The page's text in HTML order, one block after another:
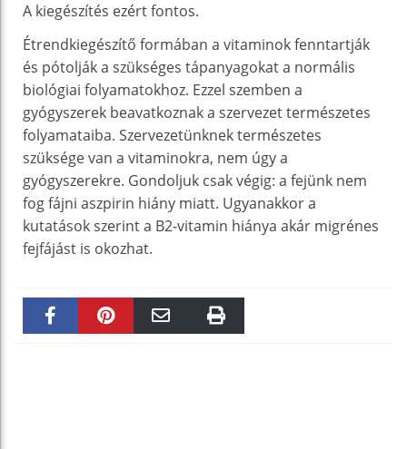
A kiegészítés ezért fontos.
Étrendkiegészítő formában a vitaminok fenntartják
és pótolják a szükséges tápanyagokat a normális
biológiai folyamatokhoz. Ezzel szemben a
gyógyszerek beavatkoznak a szervezet természetes
folyamataiba. Szervezetünknek természetes
szüksége van a vitaminokra, nem úgy a
gyógyszerekre. Gondoljuk csak végig: a fejünk nem
fog fájni aszpirin hiány miatt. Ugyanakkor a
kutatások szerint a B2-vitamin hiánya akár migrénes
fejfájást is okozhat.